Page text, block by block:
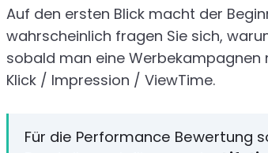
Auf den ersten Blick macht der
wahrscheinlich fragen Sie sich,
sobald man eine Werbekampagnen
Klick / Impression / ViewTime.
Für die Performance Bewertung